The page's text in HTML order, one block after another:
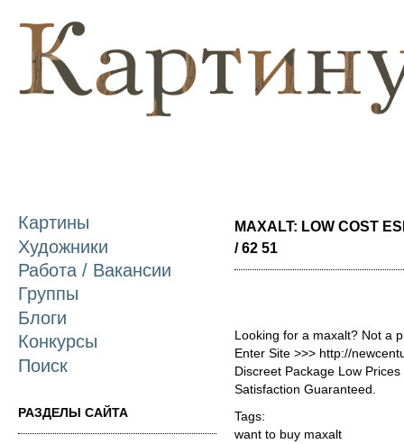
Картины
Художники
Работа / Вакансии
Группы
Блоги
Конкурсы
Поиск
РАЗДЕЛЫ САЙТА
MAXALT: LOW COST
/ 62 51
Looking for a maxalt? Not a
Enter Site >>> http://
Discreet Package Low
Satisfaction Guaranteed.
Tags:
want to buy maxalt